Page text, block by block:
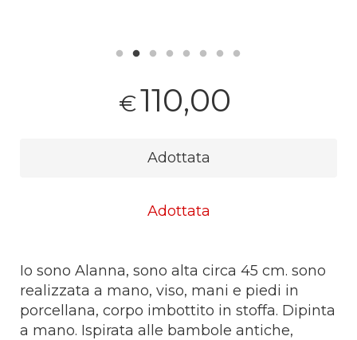
€110,00
Adottata
Adottata
Io sono Alanna, sono alta circa 45 cm. sono
realizzata a mano, viso, mani e piedi in
porcellana, corpo imbottito in stoffa. Dipinta
a mano. Ispirata alle bambole antiche,